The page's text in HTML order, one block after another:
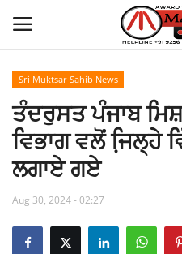
Home
How to Reach Malout
Sri Muktsar Sahib News
ਤੰਦਰੁਸਤ ਪੰਜਾਬ
ਵਿਭਾਗ ਵਲੋਂ ਜਿ਼ਲ੍ਹੇ
ਲਗਾਏ ਗਏ
Aug 30, 2024 - 02:27